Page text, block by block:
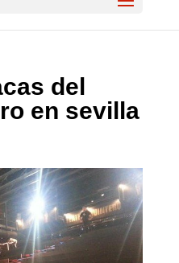
del
en sevilla